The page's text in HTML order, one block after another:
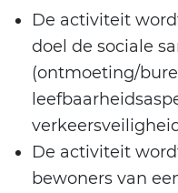
De activiteit
doel de sociale
(ontmoeting/
De activiteit
bewoners van